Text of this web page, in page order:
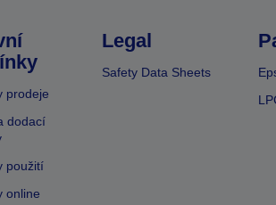
prodeje
dodací
použití
online
Legal
Safety Data Sheets